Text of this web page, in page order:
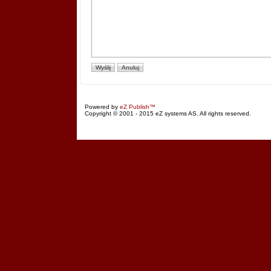
Powered by eZ Publish™
Copyright © 2001 - 2015 eZ systems AS. All rights reserved.